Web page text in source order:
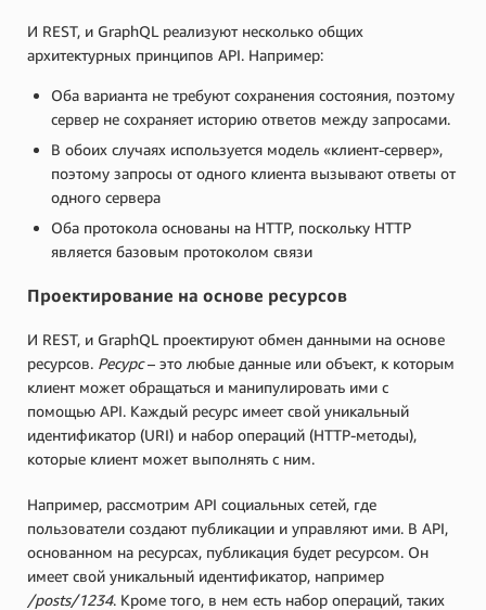
И REST, и GraphQL реализуют несколько общих
архитектурных принципов API. Например:
Оба варианта не требуют сохранения состояния, поэтому
сервер не сохраняет историю ответов между запросами.
В обоих случаях используется модель «клиент-сервер»,
поэтому запросы от одного клиента вызывают ответы от
одного сервера
Оба протокола основаны на HTTP, поскольку HTTP
является базовым протоколом связи
Проектирование на основе ресурсов
И REST, и GraphQL проектируют обмен данными на основе
ресурсов. Ресурс– это любые данные или объект, к которым
клиент может обращаться и манипулировать ими с
помощью API. Каждый ресурс имеет свой уникальный
идентификатор (URI) и набор операций (HTTP-методы),
которые клиент может выполнять с ним.
Например, рассмотрим API социальных сетей, где
пользователи создают публикации и управляют ими. В API,
основанном на ресурсах, публикация будет ресурсом. Он
имеет свой уникальный идентификатор, например
/posts/1234. Кроме того, в нем есть набор операций, таких